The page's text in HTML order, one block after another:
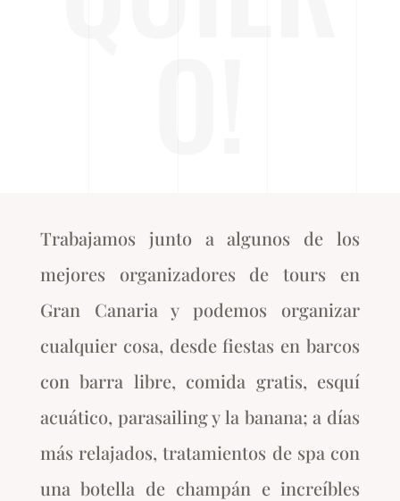
Trabajamos junto a algunos de los
mejores organizadores de tours en
Gran Canaria y podemos organizar
cualquier cosa, desde fiestas en barcos
con barra libre, comida gratis, esquí
acuático, parasailing y la banana; a días
más relajados, tratamientos de spa con
una botella de champán e increíbles